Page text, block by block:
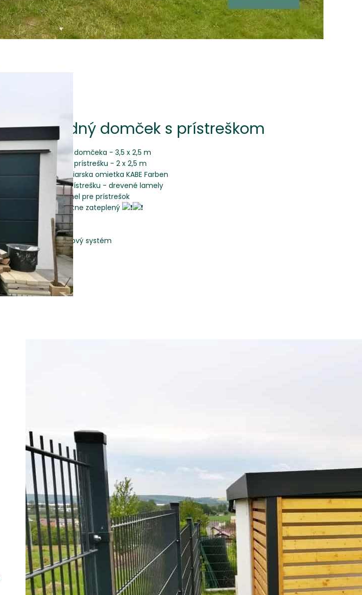
Záhradný domček s prístreškom
Veľkosť domčeka - 3,5 x 2,5 m
Veľkosť prístrešku - 2 x 2,5 m
švajčiarska omietka KABE Farben
Výplň prístrešku - drevené lamely
THP panel pre prístrešok
kompletne zateplený
dvere
okno
odkvapový systém